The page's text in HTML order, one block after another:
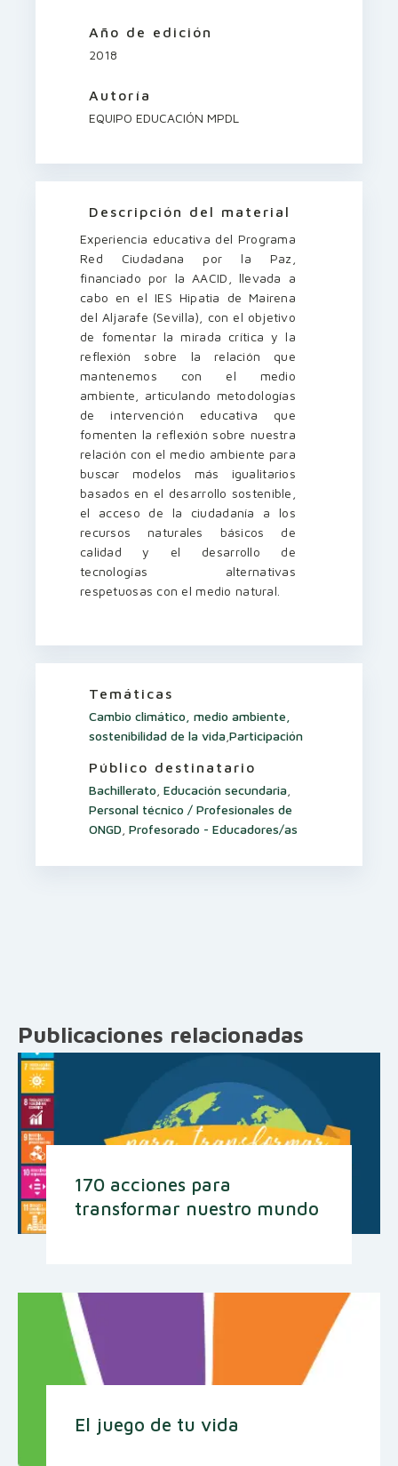
Año de edición
2018
Autoría
EQUIPO EDUCACIÓN MPDL
Descripción del material
Experiencia educativa del Programa
Red Ciudadana por la Paz,
financiado por la AACID, llevada a
cabo en el IES Hipatia de Mairena
del Aljarafe (Sevilla), con el objetivo
de fomentar la mirada crítica y la
reflexión sobre la relación que
mantenemos con el medio
ambiente, articulando metodologías
de intervención educativa que
fomenten la reflexión sobre nuestra
relación con el medio ambiente para
buscar modelos más igualitarios
basados en el desarrollo sostenible,
el acceso de la ciudadanía a los
recursos naturales básicos de
calidad y el desarrollo de
tecnologías alternativas
respetuosas con el medio natural.
Temáticas
Cambio climático, medio ambiente,
sostenibilidad de la vida Participación
Público destinatario
Bachillerato Educación secundaria
Personal técnico / Profesionales de
ONGD Profesorado - Educadores/as
Publicaciones relacionadas
170 acciones para
transformar nuestro mundo
El juego de tu vida